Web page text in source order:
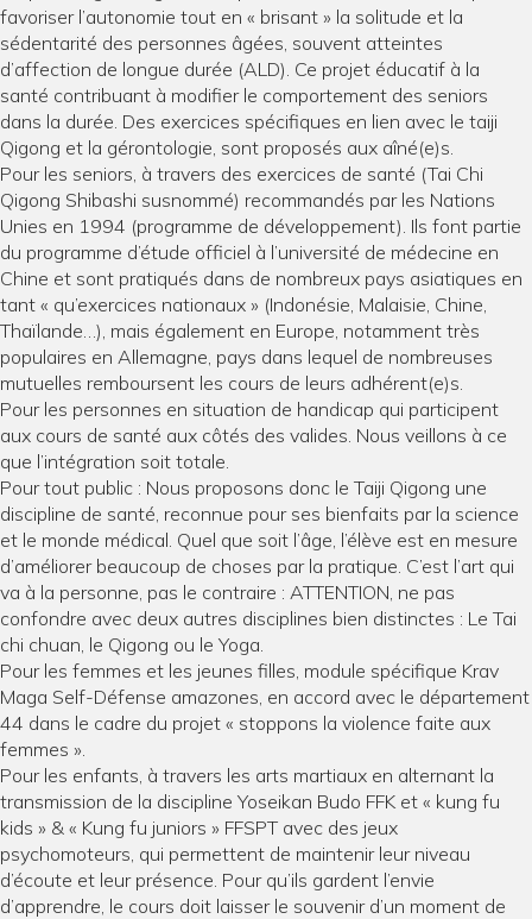
favoriser l’autonomie tout en « brisant » la solitude et la
sédentarité des personnes âgées, souvent atteintes
d’affection de longue durée (ALD). Ce projet éducatif à la
santé contribuant à modifier le comportement des seniors
dans la durée. Des exercices spécifiques en lien avec le taiji
Qigong et la gérontologie, sont proposés aux aîné(e)s.
Pour les seniors, à travers des exercices de santé (Tai Chi
Qigong Shibashi susnommé) recommandés par les Nations
Unies en 1994 (programme de développement). Ils font partie
du programme d’étude officiel à l’université de médecine en
Chine et sont pratiqués dans de nombreux pays asiatiques en
tant « qu’exercices nationaux » (Indonésie, Malaisie, Chine,
Thaïlande…), mais également en Europe, notamment très
populaires en Allemagne, pays dans lequel de nombreuses
mutuelles remboursent les cours de leurs adhérent(e)s.
Pour les personnes en situation de handicap qui participent
aux cours de santé aux côtés des valides. Nous veillons à ce
que l’intégration soit totale.
Pour tout public : Nous proposons donc le Taiji Qigong une
discipline de santé, reconnue pour ses bienfaits par la science
et le monde médical. Quel que soit l’âge, l’élève est en mesure
d’améliorer beaucoup de choses par la pratique. C’est l’art qui
va à la personne, pas le contraire : ATTENTION, ne pas
confondre avec deux autres disciplines bien distinctes : Le Tai
chi chuan, le Qigong ou le Yoga.
Pour les femmes et les jeunes filles, module spécifique Krav
Maga Self-Défense amazones, en accord avec le département
44 dans le cadre du projet « stoppons la violence faite aux
femmes ».
Pour les enfants, à travers les arts martiaux en alternant la
transmission de la discipline Yoseikan Budo FFK et « kung fu
kids » & « Kung fu juniors » FFSPT avec des jeux
psychomoteurs, qui permettent de maintenir leur niveau
d’écoute et leur présence. Pour qu’ils gardent l’envie
d’apprendre, le cours doit laisser le souvenir d’un moment de